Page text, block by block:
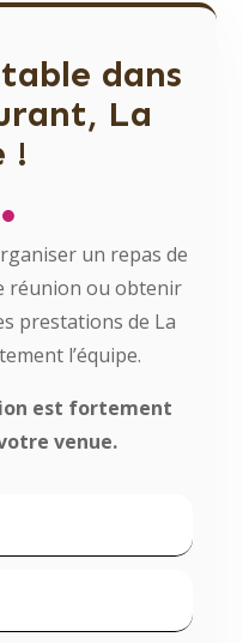
dans
La
!
un repas de
réunion ou obtenir
prestations de La
l’équipe.
est fortement
venue.